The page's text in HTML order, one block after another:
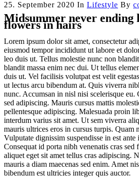
25. September 2020 In Lifestyle By
Midsummer never
flowers in hairs
Lorem ipsum dolor sit amet, consectetur
eiusmod tempor incididunt ut labore et
leo duis ut. Tellus molestie nunc non
blandit massa enim nec dui. Ut tellus
duis ut. Vel facilisis volutpat est velit
ut lectus arcu bibendum at. Quis viverra
nunc. Accumsan in nisl nisi scelerisque eu.
sed adipiscing. Mauris cursus mattis
pellentesque adipiscing. Malesuada proin
interdum varius sit amet. Ut sem viverra
mauris ultrices eros in cursus turpis. Quam
Vulputate dignissim suspendisse in est ante
Consequat id porta nibh venenatis cras
aliquet eget sit amet tellus cras adipiscing.
mauris a diam maecenas sed enim. Amet
bibendum est ultricies integer quis auctor.